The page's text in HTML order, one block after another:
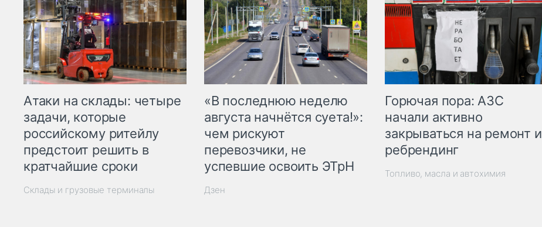
Атаки на склады: четыре
задачи, которые
российскому ритейлу
предстоит решить в
кратчайшие сроки
Склады и грузовые терминалы
«В последнюю неделю
августа начнётся суета!»:
чем рискуют
перевозчики, не
успевшие освоить ЭТрН
Дзен
Горючая пора: АЗС
начали активно
закрываться на ремонт и
ребрендинг
Топливо, масла и автохимия